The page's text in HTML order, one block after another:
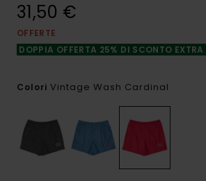
31,50 €
OFFERTE
DOPPIA OFFERTA 25% DI SCONTO EXTRA
Colori Vintage Wash Cardinal